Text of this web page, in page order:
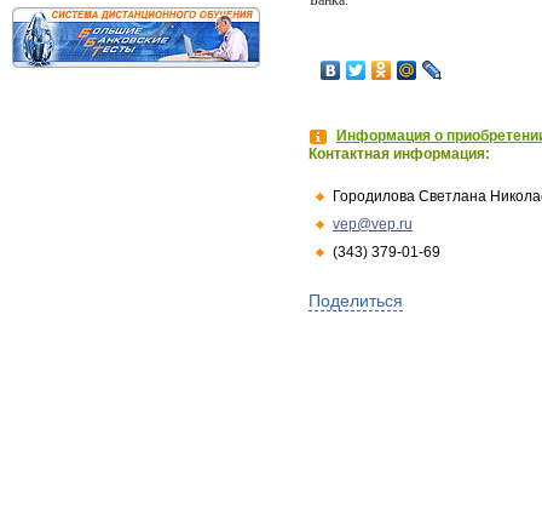
Информация о
Контактная информация:
Городилова Светлана
vep@vep.ru
(343) 379-01-69
Поделиться